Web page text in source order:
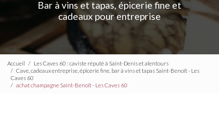
Bar à vins et tapas, épicerie fine et
cadeaux pour entreprise
Accueil
Les Caves 60 : caviste réputé à Saint-Denis et alentours
Cave, cadeaux entreprise, épicerie fine, bar à vins et tapas Saint-Benoît - Les
Caves 60
achat champagne Saint-Benoît - Les Caves 60